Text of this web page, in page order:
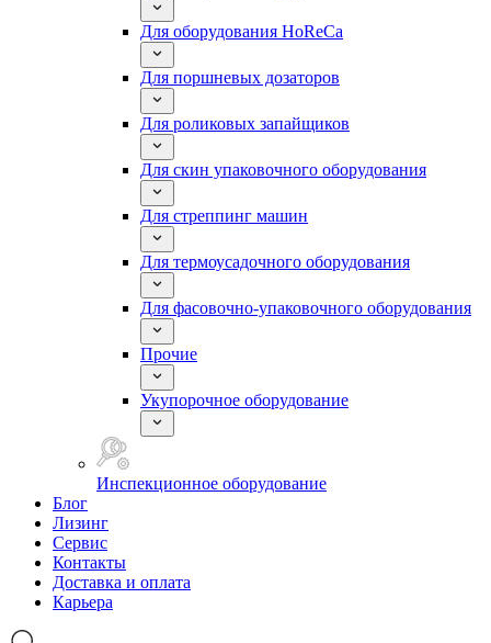
Для оборудования HoReCa
Для поршневых дозаторов
Для роликовых запайщиков
Для скин упаковочного оборудования
Для стреппинг машин
Для термоусадочного оборудования
Для фасовочно-упаковочного оборудования
Прочие
Укупорочное оборудование
Инспекционное оборудование
Блог
Лизинг
Сервис
Контакты
Доставка и оплата
Карьера